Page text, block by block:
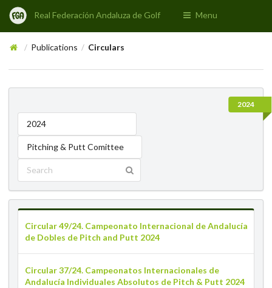
Real Federación Andaluza de Golf Menu
/ Publications / Circulars
2024
2024
Pitching & Putt Comittee
Circular 49/24. Campeonato Internacional de Andalucía
de Dobles de Pitch and Putt 2024
Circular 37/24. Campeonatos Internacionales de
Andalucía Individuales Absolutos de Pitch & Putt 2024